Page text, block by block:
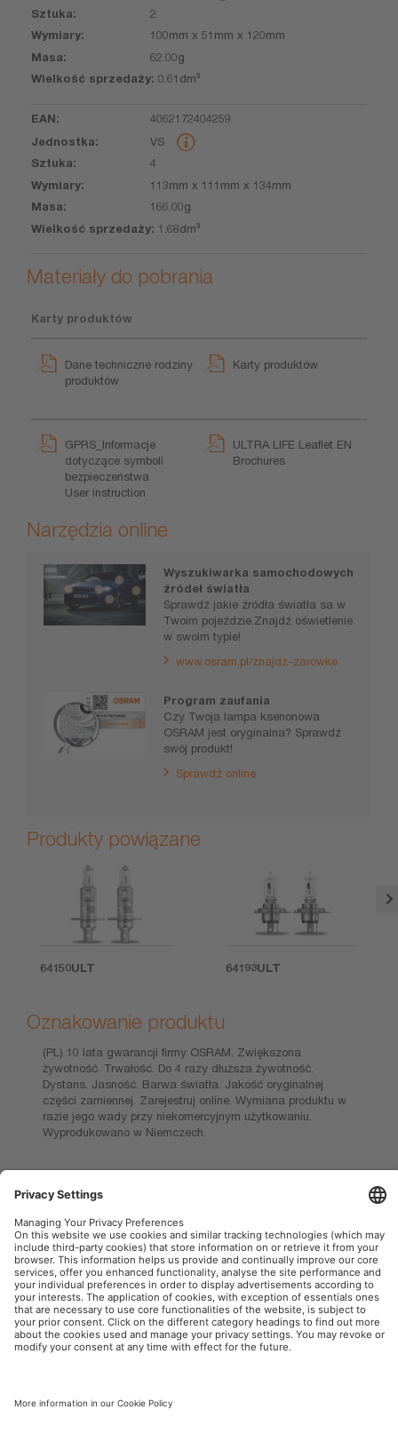
2
100mm x 51mm x 120mm
62.00g
0.61dm³
4062172404259
VS
4
113mm x 111mm x 134mm
166.00g
1.68dm³
Materiały do pobrania
Karty produktów
Dane techniczne rodziny
produktów
Karty produktów
GPRS_Informacje
dotyczące symboli
bezpieczeństwa
User instruction
ULTRA LIFE Leaflet EN
Brochures
Narzędzia online
Wyszukiwarka samochodowych
źródeł światła
Sprawdź jakie źródła światła sa w
Twoim pojeździe.Znajdź oświetlenie
w swoim typie!
www.osram.pl/znajdz-zarowke
Program zaufania
Czy Twoja lampa ksenonowa
OSRAM jest oryginalna? Sprawdź
swój produkt!
Sprawdź online
Produkty powiązane
64150ULT 64193ULT
Oznakowanie produktu
(PL) 10 lata gwarancji firmy OSRAM. Zwiększona
żywotność. Trwałość. Do 4 razy dłuższa żywotność.
Dystans. Jasność. Barwa światła. Jakość oryginalnej
części zamiennej. Zarejestruj online. Wymiana produktu w
razie jego wady przy niekomercyjnym użytkowaniu.
Wyprodukowano w Niemczech.
OSRAM AutoMoto w mediach społecznościowych
Informacje firmowe
Warunki użytkowania
Warunki sprzedaży
Polityka prywatności
Polityka plików cookies
Polityka dotycząca sztucznej
Kontakt